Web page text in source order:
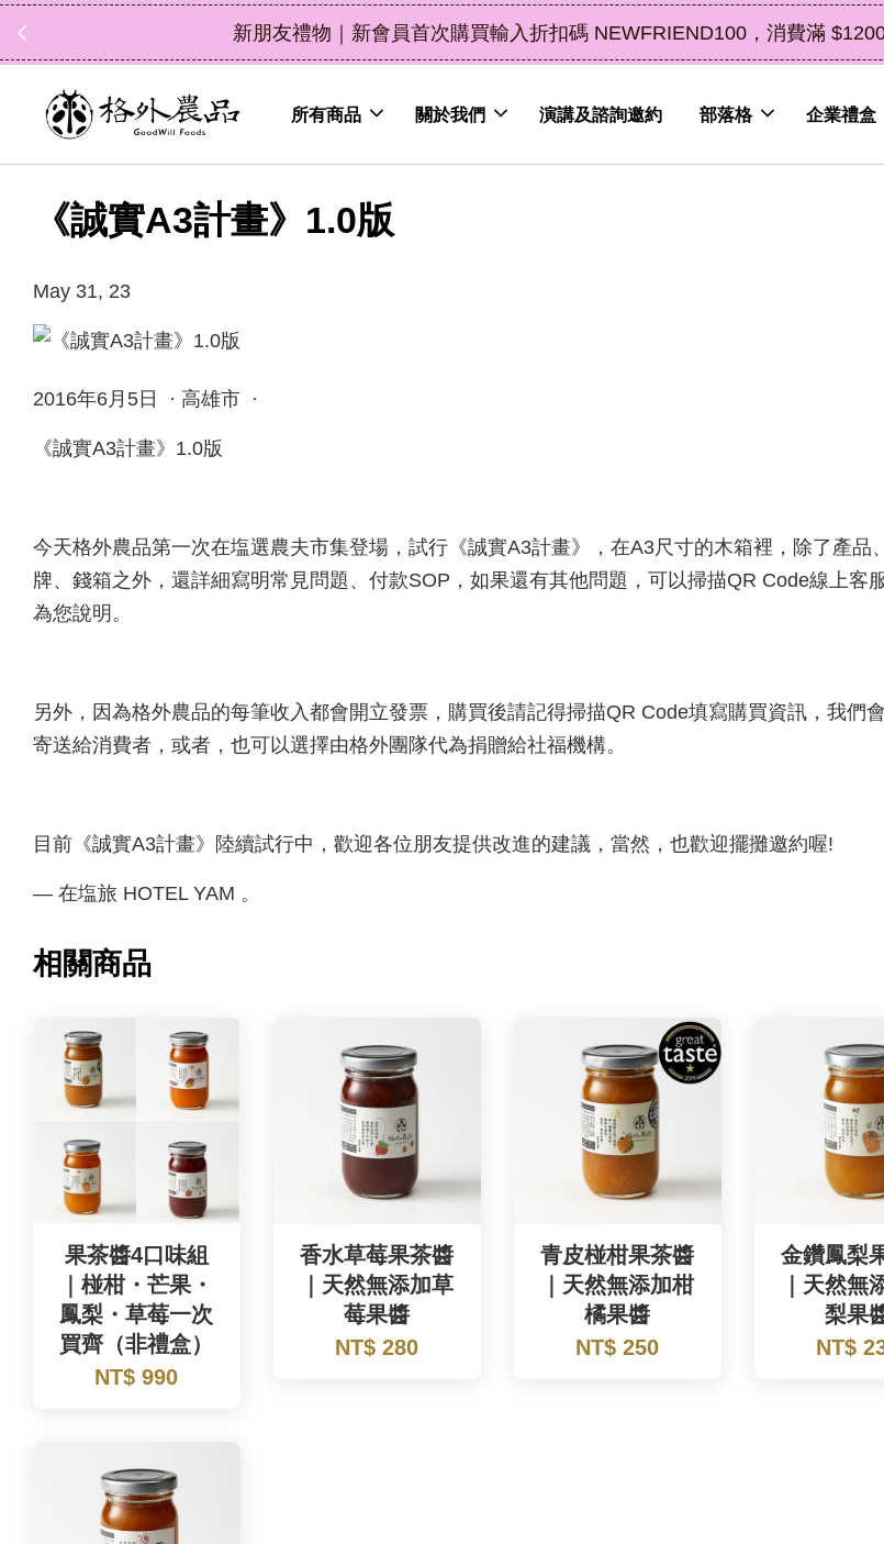
中秋禮盒新上市｜橘皮植萃永續好禮，解油去味
所有商品 關於我們 演講及諮詢邀約 部落格 企業禮盒
《誠實A3計畫》1.0版
May 31, 23
2016年6月5日 · 高雄市 ·
《誠實A3計畫》1.0版
今天格外農品第一次在塩選農夫市集登場，試行《誠實A3計畫》，在A3尺寸的木箱裡，除了產品
牌、錢箱之外，還詳細寫明常見問題、付款SOP，如果還有其他問題，可以掃描QR Code線上客
為您說明。
另外，因為格外農品的每筆收入都會開立發票，購買後請記得掃描QR Code填寫購買資訊，我們
寄送給消費者，或者，也可以選擇由格外團隊代為捐贈給社福機構。
目前《誠實A3計畫》陸續試行中，歡迎各位朋友提供改進的建議，當然，也歡迎擺攤邀約喔!
— 在塩旅 HOTEL YAM 。
相關商品
果茶醬4口味組
｜椪柑・芒果・
鳳梨・草莓一次
買齊（非禮盒）
NT$ 990
香水草莓果茶醬
｜天然無添加草
莓果醬
NT$ 280
青皮椪柑果茶醬
｜天然無添加柑
橘果醬
NT$ 250
金鑽鳳梨
｜天然無
梨果
NT$